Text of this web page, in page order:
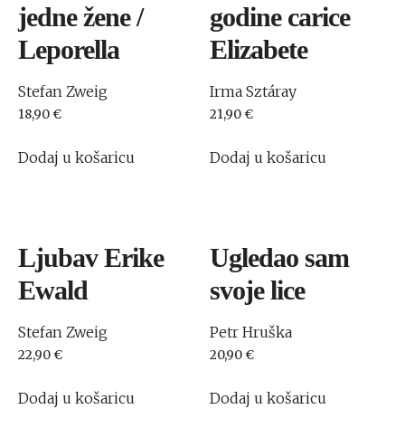
jedne žene /
Leporella
Stefan Zweig
18,90€
Dodaj u košaricu
godine carice
Elizabete
Irma Sztáray
21,90€
Dodaj u košaricu
Ljubav Erike
Ewald
Stefan Zweig
22,90€
Dodaj u košaricu
Ugledao sam
svoje lice
Petr Hruška
20,90€
Dodaj u košaricu